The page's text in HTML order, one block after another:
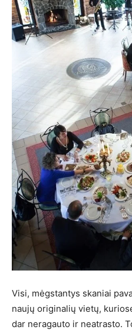
Visi, mėgstantys skaniai
naujų originalių vietų,
dar neragauto ir neatrasto.